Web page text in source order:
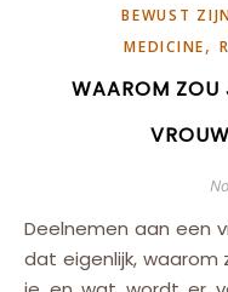
BEWUST
MEDICINE,
WAAROM ZOU
Deelnemen aan een vrouwenjaarcirkel…. wat betekent
dat eigenlijk,